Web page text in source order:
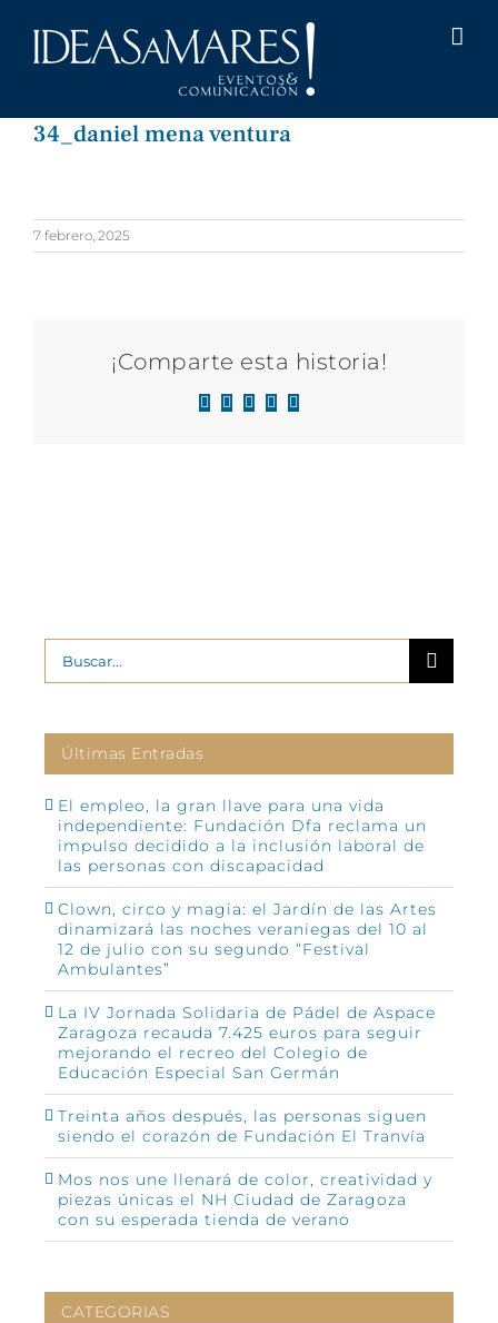
34_daniel mena ventura
7 febrero, 2025
¡Comparte esta historia!
Facebook
X LinkedIn
WhatsApp
Correo
Buscar:
Últimas Entradas
El empleo, la gran llave para una vida
independiente: Fundación Dfa reclama un
impulso decidido a la inclusión laboral de
las personas con discapacidad
Clown, circo y magia: el Jardín de las Artes
dinamizará las noches veraniegas del 10 al
12 de julio con su segundo “Festival
Ambulantes”
La IV Jornada Solidaria de Pádel de Aspace
Zaragoza recauda 7.425 euros para seguir
mejorando el recreo del Colegio de
Educación Especial San Germán
Treinta años después, las personas siguen
siendo el corazón de Fundación El Tranvía
Mos nos une llenará de color, creatividad y
piezas únicas el NH Ciudad de Zaragoza
con su esperada tienda de verano
CATEGORIAS